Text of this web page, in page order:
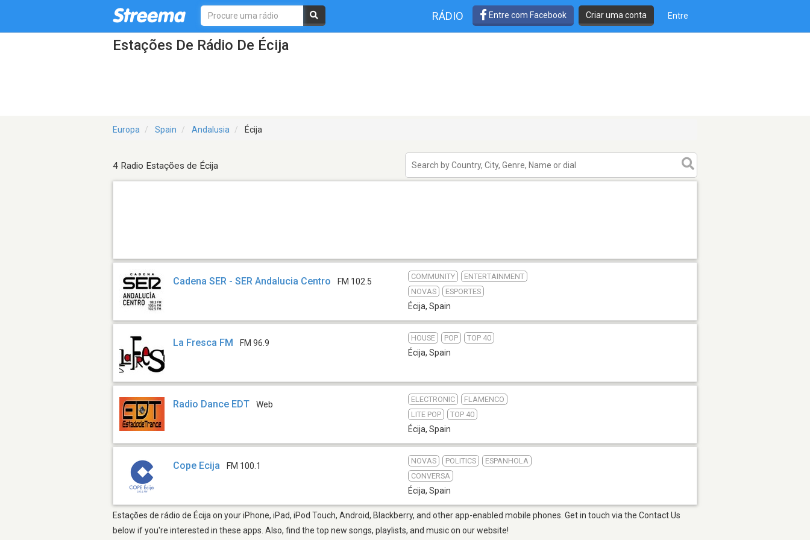
RÁDIO Entre com Facebook Criar uma conta Entre
Estações De Rádio De Écija
Europa Spain Andalusia Écija
4 Radio Estações de Écija
Cadena SER - SER Andalucia Centro FM 102.5
COMMUNITY
ENTERTAINMENT
NOVAS
ESPORTES
Écija, Spain
La Fresca FM FM 96.9
HOUSE POP TOP 40
Écija, Spain
Radio Dance EDT Web
ELECTRONIC
FLAMENCO
LITE POP
TOP 40
Écija, Spain
Cope Ecija FM 100.1
NOVAS POLITICS
ESPANHOLA
CONVERSA
Écija, Spain
Estações de rádio de Écija on your iPhone, iPad, iPod Touch, Android, Blackberry, and other app-enabled mobile phones. Get in touch via the Contact Us
below if you're interested in these apps. Also, find the top new songs, playlists, and music on our website!